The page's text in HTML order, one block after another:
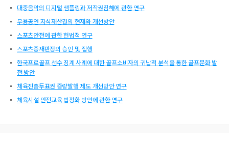
대중음악의 디지털 샘플링과 저작권침해에 관한 연구
무용공연 지식재산권의 현재와 개선방안
스포츠안전에 관한 헌법적 연구
스포츠중재판정의 승인 및 집행
한국프로골프 선수 징계 사례에 대한 골프소비자의 귀납적 분석을 통한 골프문화 발
전 방안
체육진흥투표권 증량발행 제도 개선방안 연구
체육시설 안전교육 법정화 방안에 관한 연구